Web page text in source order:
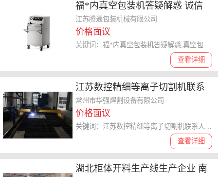
福*内真空包装机答疑解惑 诚信
经营 江苏腾通包装机械供应
江苏腾通包装机械有限公司
价格面议
查看详细
江苏数控精细等离子切割机联系
人 自动焊接 常州市华强焊割设备
供应
常州市华强焊割设备有限公司
价格面议
查看详细
湖北柜体开料生产线生产企业 南